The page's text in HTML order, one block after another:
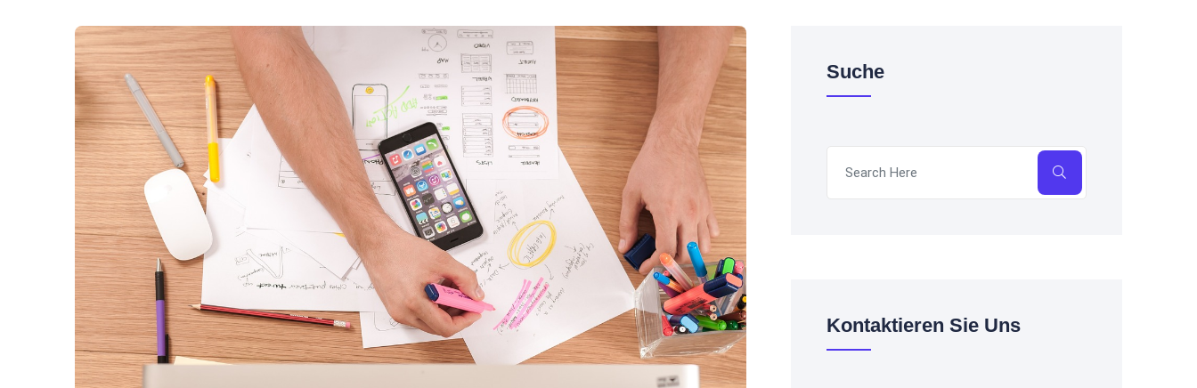
Suche
Kontaktieren Sie Uns